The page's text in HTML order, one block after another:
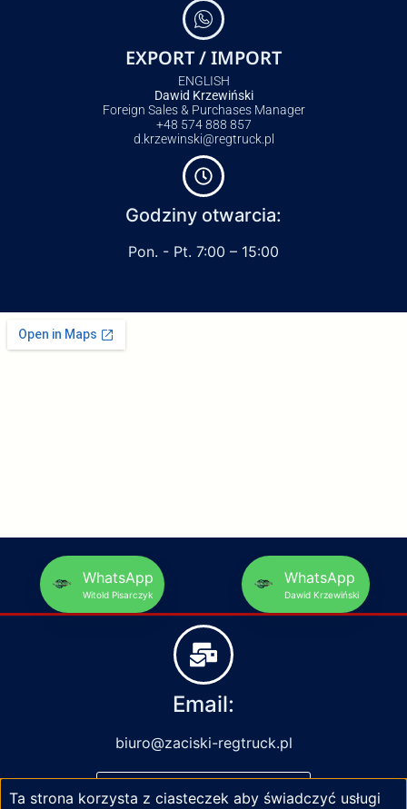
EXPORT / IMPORT
ENGLISH
Dawid Krzewiński
Foreign Sales & Purchases Manager
+48 574 888 857
d.krzewinski@regtruck.pl
Godziny otwarcia:
Pon. - Pt. 7:00 – 15:00
WhatsApp
Witold Pisarczyk
WhatsApp
Dawid Krzewiński
Email:
biuro@zaciski-regtruck.pl
NAPISZ DO NAS
Ta strona korzysta z ciasteczek aby świadczyć usługi